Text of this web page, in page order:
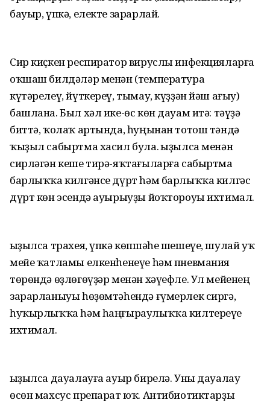
бауыр, үпкә, електе зарарлай.
Сир киҫкен респиратор вируслы инфекцияларға
оҡшаш билдәләр менән (температура
күтәрелеү, йүткереү, тымау, күҙҙән йәш ағыу)
башлана. Был хәл ике-өс көн дауам итә: тәүҙә
биттә, ҡолаҡ артында, һуңынан тотош тәндә
ҡыҙыл сабыртма хасил була. Ҡыҙылса менән
сирләгән кеше тирә-яҡтағыларға сабыртма
барлыҡҡа килгәнсе дүрт һәм барлыҡҡа килгәс
дүрт көн эсендә ауырыуҙы йоҡтороуы ихтимал.
Ҡыҙылса трахея, үпкә көпшәһе шешеүе, шулай уҡ
мейе ҡатламы елкенһенеүе һәм пневмания
төрөндә өҙлөгөүҙәр менән хәүефле. Ул мейенең
зарарланыуы һөҙөмтәһендә ғүмерлек сиргә,
һуҡырлыҡҡа һәм һаңғыраулыҡҡа килтереүе
ихтимал.
Ҡыҙылса дауалауға ауыр бирелә. Уны дауалау
өсөн махсус препарат юҡ. Антибиотиктарҙы